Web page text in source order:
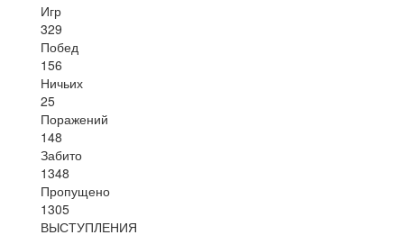
Игр
329
Побед
156
Ничьих
25
Поражений
148
Забито
1348
Пропущено
1305
ВЫСТУПЛЕНИЯ